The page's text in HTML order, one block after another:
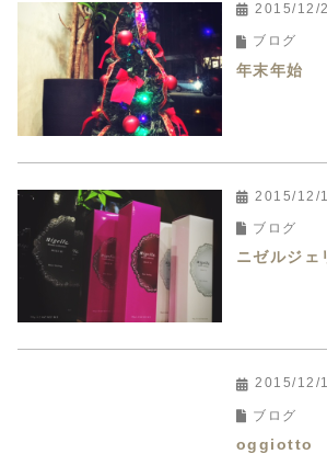
2015/12/
ブログ
年末年始
2015/12/
ブログ
ニゼルジェ
2015/12/
ブログ
oggiotto